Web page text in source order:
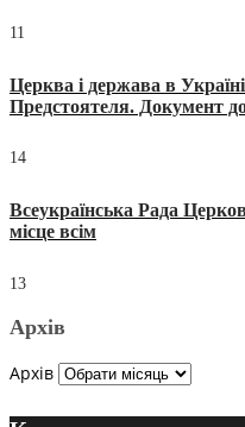
11
Церква і держава в
Предстоятеля. Документ
14
Всеукраїнська Рада
місце всім
13
Архів
Архів